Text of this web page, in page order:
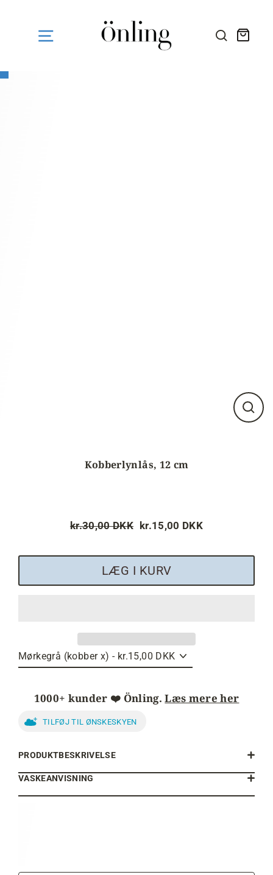
SØG HER
Luk
Kobberlynlås, 12 cm
Normalpris
kr.30,00 DKK Tilbudspris
kr.15,00 DKK
LÆG I KURV
1000+ kunder ❤️ Önling.Læs mere her
TILFØJ TIL ØNSKESKYEN
PRODUKTBESKRIVELSE
VASKEANVISNING